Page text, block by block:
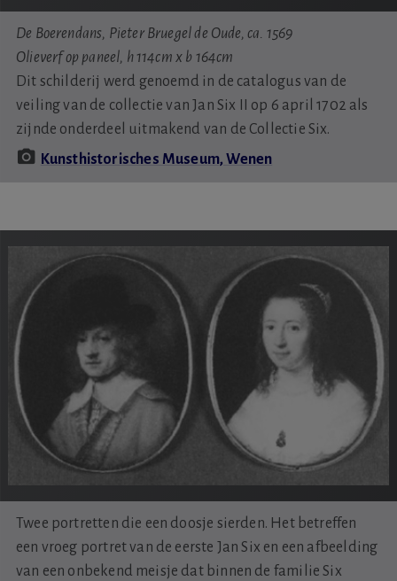
De Boerendans, Pieter Bruegel de Oude, ca. 1569
Olieverf op paneel, h 114cm x b 164cm
Dit schilderij werd genoemd in de catalogus van de
veiling van de collectie van Jan Six II op 6 april 1702 als
zijnde onderdeel uitmakend van de Collectie Six.
Kunsthistorisches Museum, Wenen
Twee portretten die een doosje sierden. Het betreffen
een vroeg portret van de eerste Jan Six en een afbeelding
van een onbekend meisje dat binnen de familie Six